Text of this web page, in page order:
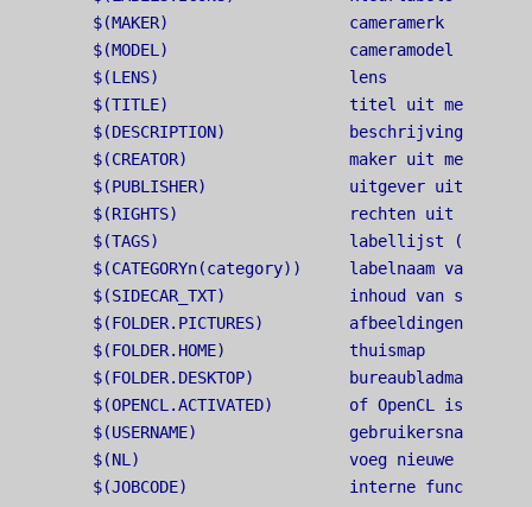
$(MAKER)                   cameramerk
$(MODEL)                   cameramodel
$(LENS)                    lens
$(TITLE)                   titel uit metadata
$(DESCRIPTION)             beschrijving uit
$(CREATOR)                 maker uit metadata
$(PUBLISHER)               uitgever uit
$(RIGHTS)                  rechten uit
$(TAGS)                    labellijst
$(CATEGORYn(category))     labelnaam van
$(SIDECAR_TXT)             inhoud van
$(FOLDER.PICTURES)         afbeeldingenmap
$(FOLDER.HOME)             thuismap
$(FOLDER.DESKTOP)          bureaubladmap
$(OPENCL.ACTIVATED)        of OpenCL is
$(USERNAME)                gebruikersnaam
$(NL)                      voeg nieuwe regel